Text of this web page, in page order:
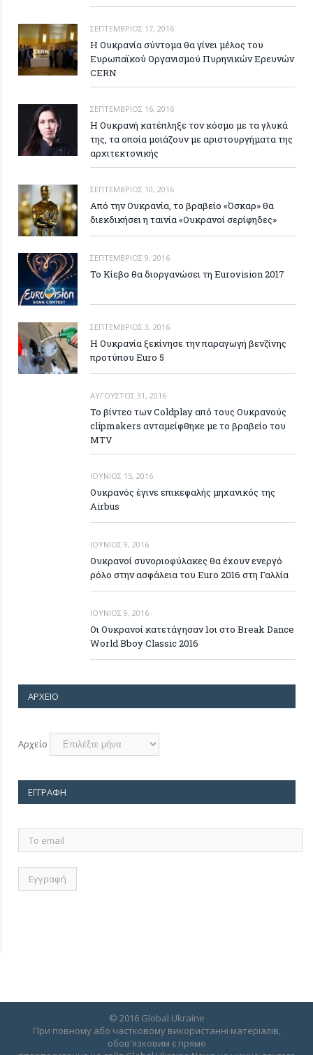
ΣΕΠΤΈΜΒΡΙΟΣ 17, 2016
Η Ουκρανία σύντομα θα γίνει μέλος του
Ευρωπαϊκού Οργανισμού Πυρηνικών Ερευνών
CERN
ΣΕΠΤΈΜΒΡΙΟΣ 16, 2016
H Ουκρανή κατέπληξε τον κόσμο με τα γλυκά
της, τα οποία μοιάζουν με αριστουργήματα της
αρχιτεκτονικής
ΣΕΠΤΈΜΒΡΙΟΣ 10, 2016
Από την Ουκρανία, το βραβείο «Όσκαρ» θα
διεκδικήσει η ταινία «Ουκρανοί σερίφηδες»
ΣΕΠΤΈΜΒΡΙΟΣ 9, 2016
Το Κίεβο θα διοργανώσει τη Eurovision 2017
ΣΕΠΤΈΜΒΡΙΟΣ 3, 2016
Η Ουκρανία ξεκίνησε την παραγωγή βενζίνης
προτύπου Euro 5
ΑΎΓΟΥΣΤΟΣ 31, 2016
Το βίντεο των Coldplay από τους Ουκρανούς
clipmakers ανταμείφθηκε με το βραβείο του
MTV
ΙΟΎΝΙΟΣ 15, 2016
Ουκρανός έγινε επικεφαλής μηχανικός της
Airbus
ΙΟΎΝΙΟΣ 9, 2016
Ουκρανοί συνοριοφύλακες θα έχουν ενεργό
ρόλο στην ασφάλεια του Euro 2016 στη Γαλλία
ΙΟΎΝΙΟΣ 9, 2016
Οι Ουκρανοί κατετάγησαν 1οι στο Break Dance
World Bboy Classic 2016
ΑΡΧΕΊΟ
Αρχείο
ΕΓΓΡΑΦΉ
email
© 2016 Global Ukraine
При повному або частковому використанні матеріалів,
обов'язковим є пряме